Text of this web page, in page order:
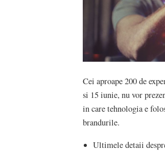
Cei aproape 200 de
si 15 iunie, nu vor
in care tehnologia e
brandurile.
Ultimele detaii